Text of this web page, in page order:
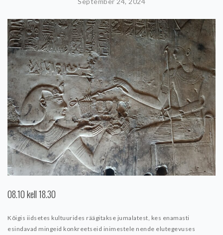
08.10 kell 18.30
Kõigis iidsetes kultuurides räägitakse jumalatest, kes enamasti
esindavad mingeid konkreetseid inimestele nende elutegevuses